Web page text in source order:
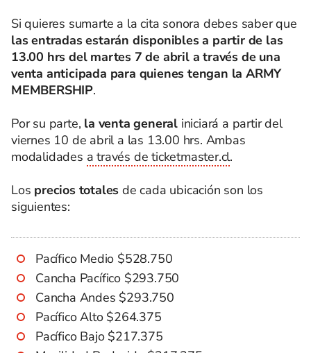
Si quieres sumarte a la cita sonora debes saber que
las entradas estarán disponibles a partir de las
13.00 hrs del martes 7 de abril a través de una
venta anticipada para quienes tengan la ARMY
MEMBERSHIP.
Por su parte, la venta general iniciará a partir del
viernes 10 de abril a las 13.00 hrs. Ambas
modalidades a través de ticketmaster.cl.
Los precios totales de cada ubicación son los
siguientes:
Pacífico Medio $528.750
Cancha Pacífico $293.750
Cancha Andes $293.750
Pacífico Alto $264.375
Pacífico Bajo $217.375